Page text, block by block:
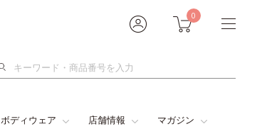
0
検
ボディウェア 店舗情報 マガジン